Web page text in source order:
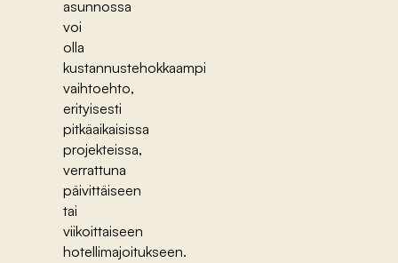
asunnossa
voi
olla
kustannustehokkaampi
vaihtoehto,
erityisesti
pitkäaikaisissa
projekteissa,
verrattuna
päivittäiseen
tai
viikoittaiseen
hotellimajoitukseen.